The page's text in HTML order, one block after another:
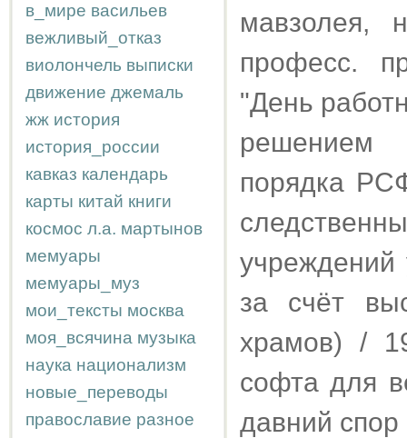
в_мире васильев
вежливый_отказ
виолончель выписки
движение джемаль
жж история
история_россии
кавказ календарь
карты китай книги
космос л.а. мартынов
мемуары
мемуары_муз
мои_тексты москва
моя_всячина музыка
наука национализм
новые_переводы
православие разное
мавзолея,
професс.
"День
решением
порядка
учреждений
за счёт
храмов) /
софта для
давний